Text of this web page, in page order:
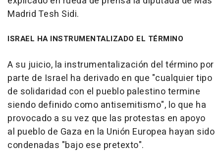
Madrid Tesh Sidi.
ISRAEL HA INSTRUMENTALIZADO EL TÉRMINO
A su juicio, la instrumentalización del término por
parte de Israel ha derivado en que "cualquier tipo
de solidaridad con el pueblo palestino termine
siendo definido como antisemitismo", lo que ha
provocado a su vez que las protestas en apoyo
al pueblo de Gaza en la Unión Europea hayan sido
condenadas "bajo ese pretexto".